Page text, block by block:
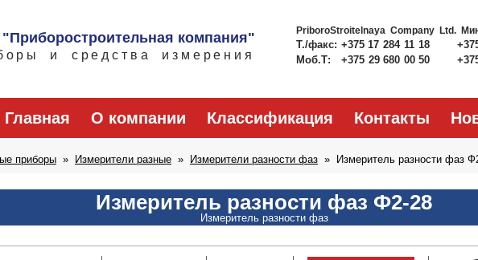
компания"
и средства измерения
PriboroStroitelnaya Company Ltd.
Т./факс: +375 17 284 11 18
Моб.Т:
+375 29 680 00 50
Главная О компании Классификация Контакты
приборы Измерители разные Измерители разности фаз Измеритель разности фаз
Измеритель разности фаз Ф2-28
Измеритель разности фаз